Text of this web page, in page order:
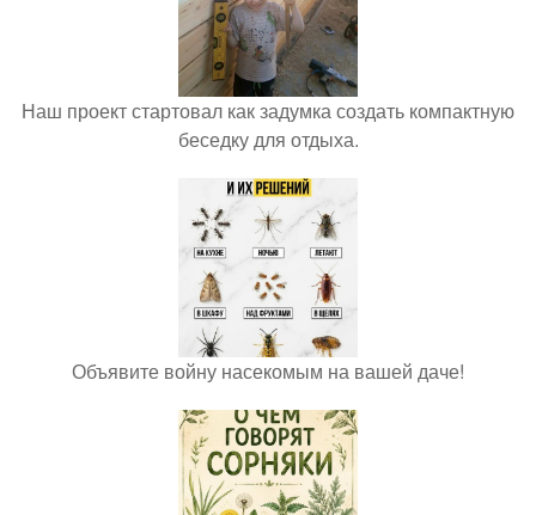
Наш проект стартовал как задумка создать компактную
беседку для отдыха.
Объявите войну насекомым на вашей даче!